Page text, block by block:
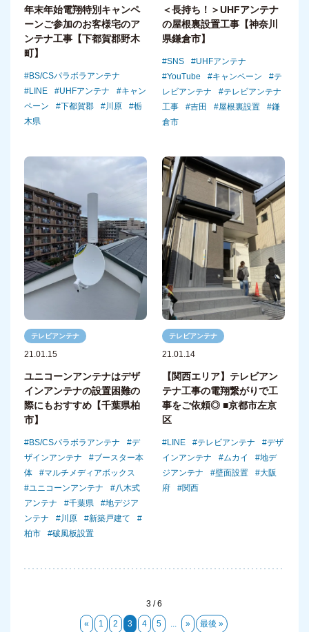
年末年始電翔特別キャンペ
ーンご参加のお客様宅のア
ンテナ工事【下都賀郡野木
町】
BS/CSパラボラアンテナ
LINE
UHFアンテナ
キャン
ペーン
下都賀郡 川原
栃
木県
＜長持ち！＞UHFアンテナ
の屋根裏設置工事【神奈川
県鎌倉市】
SNS
UHFアンテナ
YouTube
キャンペーン
テ
レビアンテナ
テレビアンテナ
工事
吉田 屋根裏設置
鎌
倉市
テレビアンテナ
21.01.15
ユニコーンアンテナはデザ
インアンテナの設置困難の
際にもおすすめ【千葉県柏
市】
BS/CSパラボラアンテナ
デ
ザインアンテナ
ブースター本
体
マルチメディアボックス
ユニコーンアンテナ
八木式
アンテナ
千葉県
地デジア
ンテナ
川原
新築戸建て
柏市
破風板設置
テレビアンテナ
21.01.14
【関西エリア】テレビアン
テナ工事の電翔繋がりで工
事をご依頼◎ ■京都市左京
区
LINE テレビアンテナ
デザ
インアンテナ
ムカイ
地デ
ジアンテナ
壁面設置
大阪
府
関西
3 / 6
« 1 2 3 4 5 » 最後 »